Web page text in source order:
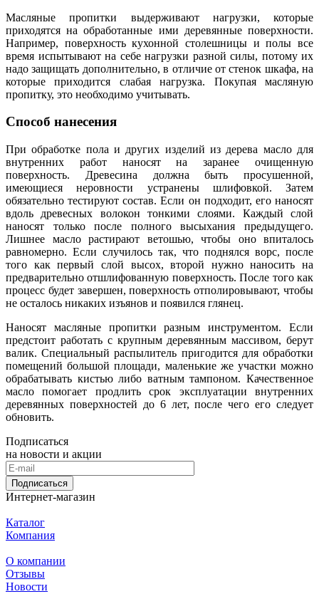
Масляные пропитки выдерживают нагрузки, которые
приходятся на обработанные ими деревянные поверхности.
Например, поверхность кухонной столешницы и полы все
время испытывают на себе нагрузки разной силы, потому их
надо защищать дополнительно, в отличие от стенок шкафа, на
которые приходится слабая нагрузка. Покупая масляную
пропитку, это необходимо учитывать.
Способ нанесения
При обработке пола и других изделий из дерева масло для
внутренних работ наносят на заранее очищенную
поверхность. Древесина должна быть просушенной,
имеющиеся неровности устранены шлифовкой. Затем
обязательно тестируют состав. Если он подходит, его наносят
вдоль древесных волокон тонкими слоями. Каждый слой
наносят только после полного высыхания предыдущего.
Лишнее масло растирают ветошью, чтобы оно впиталось
равномерно. Если случилось так, что поднялся ворс, после
того как первый слой высох, второй нужно наносить на
предварительно отшлифованную поверхность. После того как
процесс будет завершен, поверхность отполировывают, чтобы
не осталось никаких изъянов и появился глянец.
Наносят масляные пропитки разным инструментом. Если
предстоит работать с крупным деревянным массивом, берут
валик. Специальный распылитель пригодится для обработки
помещений большой площади, маленькие же участки можно
обрабатывать кистью либо ватным тампоном. Качественное
масло помогает продлить срок эксплуатации внутренних
деревянных поверхностей до 6 лет, после чего его следует
обновить.
Подписаться
на новости и акции
Подписаться
Интернет-магазин
Каталог
Компания
О компании
Отзывы
Новости